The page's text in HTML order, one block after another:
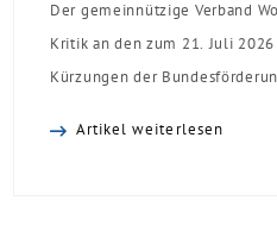
Der gemeinnützige Verband
Kritik an den zum 21. Juli
Kürzungen der
Artikel weiterlesen